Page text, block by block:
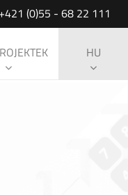
+421 (0)55 - 68 22 111
HU